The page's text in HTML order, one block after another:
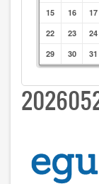
15
16 17
22
23 24
29
30 31